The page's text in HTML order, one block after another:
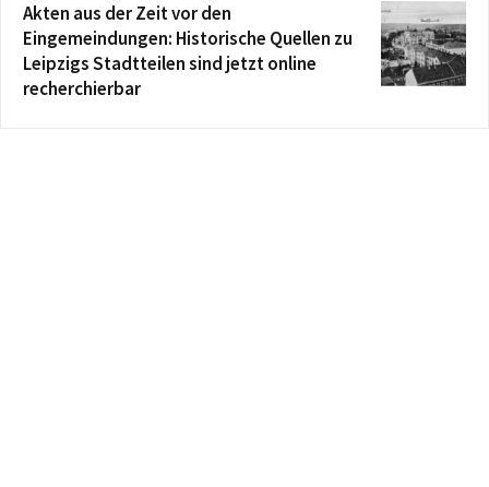
Akten aus der Zeit vor den
Eingemeindungen: Historische Quellen zu
Leipzigs Stadtteilen sind jetzt online
recherchierbar